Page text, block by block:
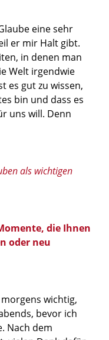
eine sehr
er mir Halt gibt.
in denen man
Welt irgendwie
es gut zu wissen,
bin und dass es
uns will. Denn
als wichtigen
die Ihnen
oder neu
wichtig,
bevor ich
Nach dem